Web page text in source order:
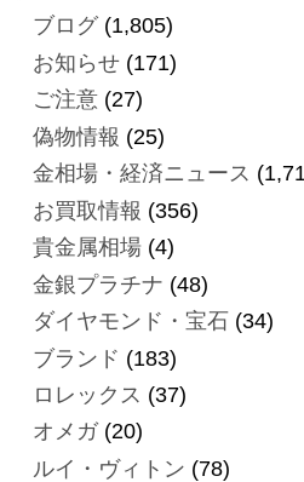
ブログ(1,805)
お知らせ(171)
ご注意(27)
偽物情報 (25)
金相場・経済ニュース
お買取情報 (356)
貴金属相場(4)
金銀プラチナ (48)
ダイヤモンド・宝石 (34)
ブランド (183)
ロレックス (37)
オメガ(20)
ルイ・ヴィトン (78)